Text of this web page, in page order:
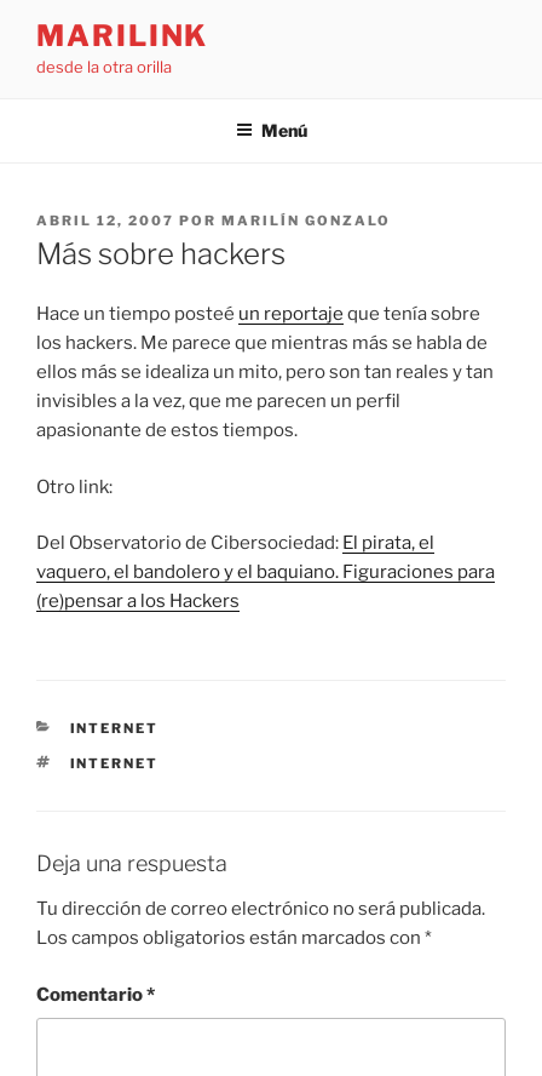
contenido
MARILINK
desde la otra orilla
Menú
PUBLICADO
EL
ABRIL 12, 2007 POR MARILÍN GONZALO
Más sobre hackers
Hace un tiempo posteé un reportaje que tenía sobre
los hackers. Me parece que mientras más se habla de
ellos más se idealiza un mito, pero son tan reales y tan
invisibles a la vez, que me parecen un perfil
apasionante de estos tiempos.
Otro link:
Del Observatorio de Cibersociedad: El pirata, el
vaquero, el bandolero y el baquiano. Figuraciones para
(re)pensar a los Hackers
CATEGORÍAS
INTERNET
ETIQUETAS
INTERNET
Deja una respuesta
Tu dirección de correo electrónico no será publicada.
Los campos obligatorios están marcados con *
Comentario*